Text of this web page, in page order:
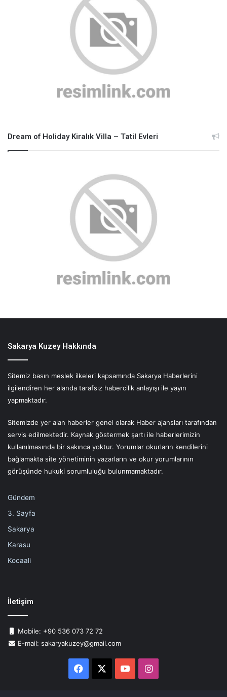
Dream of Holiday Kiralık Villa – Tatil Evleri
Sakarya Kuzey Hakkında
Sitemiz basın meslek ilkeleri kapsamında Sakarya Haberlerini
ilgilendiren her alanda tarafsız habercilik anlayışı ile yayın
yapmaktadır.
Sitemizde yer alan haberler genel olarak Haber ajansları tarafından
servis edilmektedir. Kaynak göstermek şartı ile haberlerimizin
kullanılmasında bir sakınca yoktur. Yorumlar okurların kendilerini
bağlamakta site yönetiminin yazarların ve okur yorumlarının
görüşünde hukuki sorumluluğu bulunmamaktadır.
Gündem
3. Sayfa
Sakarya
Karasu
Kocaali
İletişim
Mobile: +90 536 073 72 72
E-mail: sakaryakuzey@gmail.com
Facebook YouTubeInstagram